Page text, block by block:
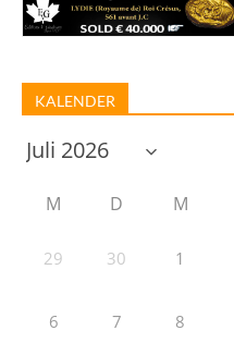
KALENDER
M D M
29 30 1
6 7 8